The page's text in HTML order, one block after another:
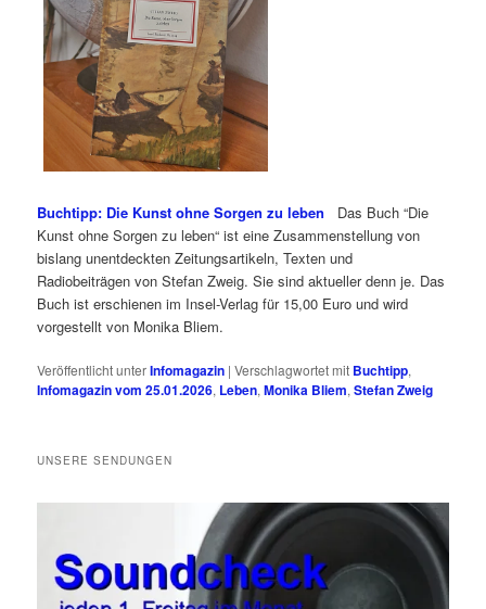
Buchtipp: Die Kunst ohne Sorgen zu leben
Das Buch “Die
Kunst ohne Sorgen zu leben“ ist eine Zusammenstellung von
bislang unentdeckten Zeitungsartikeln, Texten und
Radiobeiträgen von Stefan Zweig. Sie sind aktueller denn je. Das
Buch ist erschienen im Insel-Verlag für 15,00 Euro und wird
vorgestellt von Monika Bliem.
Veröffentlicht unterInfomagazin |Verschlagwortet mit Buchtipp,
Infomagazin vom 25.01.2026, Leben,Monika Bliem,Stefan Zweig
UNSERE SENDUNGEN